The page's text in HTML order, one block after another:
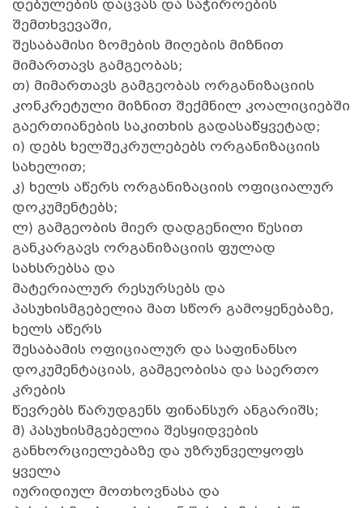
დებულების დაცვას და საჭიროების
შემთხვევაში,
შესაბამისი ზომების მიღების მიზნით
მიმართავს გამგეობას;
თ) მიმართავს გამგეობას ორგანიზაციის
კონკრეტული მიზნით შექმნილ კოალიციებში
გაერთიანების საკითხის გადასაწყვეტად;
ი) დებს ხელშეკრულებებს ორგანიზაციის
სახელით;
კ) ხელს აწერს ორგანიზაციის ოფიციალურ
დოკუმენტებს;
ლ) გამგეობის მიერ დადგენილი წესით
განკარგავს ორგანიზაციის ფულად
სახსრებსა და
მატერიალურ რესურსებს და
პასუხისმგებელია მათ სწორ გამოყენებაზე,
ხელს აწერს
შესაბამის ოფიციალურ და საფინანსო
დოკუმენტაციას, გამგეობისა და საერთო
კრების
წევრებს წარუდგენს ფინანსურ ანგარიშს;
მ) პასუხისმგებელია შესყიდვების
განხორციელებაზე და უზრუნველყოფს
ყველა
იურიდიულ მოთხოვნასა და